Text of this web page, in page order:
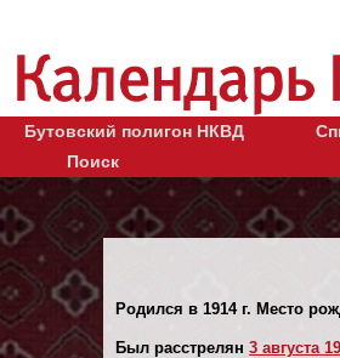
Бутовский полигон НКВД
Поиск
Родился в 1914 г. Место
Был расстрелян 3 августа